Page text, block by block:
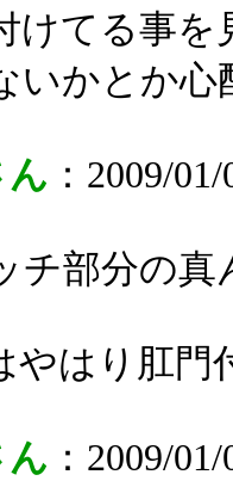
けてる事
いかとか
ん ：2009/
チ部分の
やはり肛
ん ：2009/